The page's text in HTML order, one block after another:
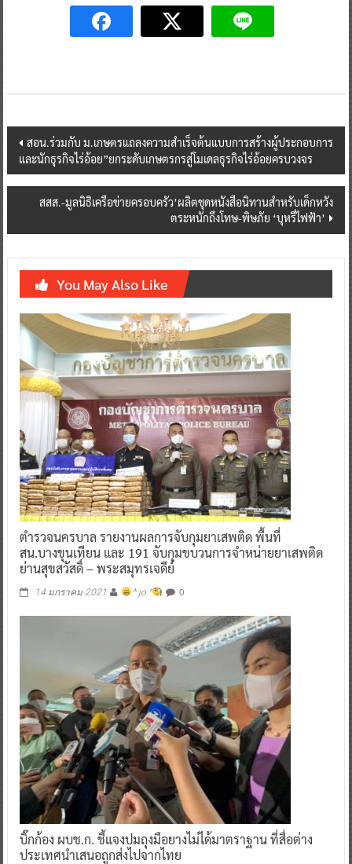
Post
navigation
สอน.ร่วมกับ ม.เกษตรแถลงความสำเร็จต้นแบบการสร้างผู้ประกอบการ
และนักธุรกิจไร่อ้อย”ยกระดับเกษตรกรสู่โมเดลธุรกิจไร่อ้อยครบวงจร
สสส.-มูลนิธิเครือข่ายครอบครัว’ผลิตชุดหนังสือนิทานสำหรับเด็กหวัง
ตระหนักถึงโทษ-พิษภัย ‘บุหรี่ไฟฟ้า’
You May Also Like
ตํารวจนครบาล รายงานผลการจับกุมยาเสพติด พื้นที่
สน.บางขุนเทียน และ 191 จับกุมขบวนการจําหน่ายยาเสพติด
ย่านสุขสวัสดิ์ – พระสมุทรเจดีย์
14 มกราคม 2021 ^ jo ^ 0
บิ๊กก้อง ผบช.ก. ชี้แจงปมถุงมือยางไม่ได้มาตราฐาน ที่สื่อต่าง
ประเทศนำเสนอถูกส่งไปจากไทย